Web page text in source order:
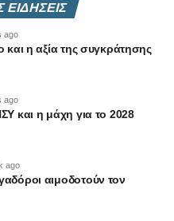
υπήρχαν άνθρωποι.
να μεγαλώσουν.
τα παιδιά τους. Υπήρχαν
πάρουν τίποτε μαζί τους
την ψυχή τους.
μόνο η λήθη.
ορισμένες γενοκτονίες
αλήθεια
ΕΙΔΗΣΕΙΣ
ago
και η αξία της συγκράτησης
ago
και η μάχη για το 2028
ago
αιμοδοτούν τον